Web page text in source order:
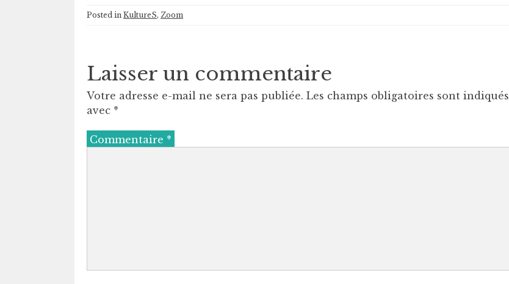
Posted in KultureS, Zoom
Laisser un commentaire
Votre adresse e-mail ne sera pas publiée. Les champs obligatoires sont indiqués
avec *
Commentaire *